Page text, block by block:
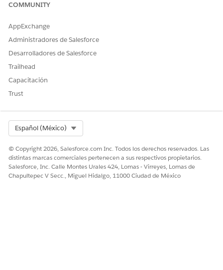
de ubicación para seleccionar las mejores ubicaciones para la
¿RESOLVIÓ ESTE ARTÍCULO SU PROBLEMA?
COMMUNITY
AppExchange
Administradores de Salesforce
Desarrolladores de Salesforce
Trailhead
Capacitación
Trust
Español (México)
© Copyright 2026, Salesforce.com Inc. Todos los derechos reservados. Las
distintas marcas comerciales pertenecen a sus respectivos propietarios.
Salesforce, Inc. Calle Montes Urales 424, Lomas - Virreyes, Lomas de
Chapultepec V Secc., Miguel Hidalgo, 11000 Ciudad de México